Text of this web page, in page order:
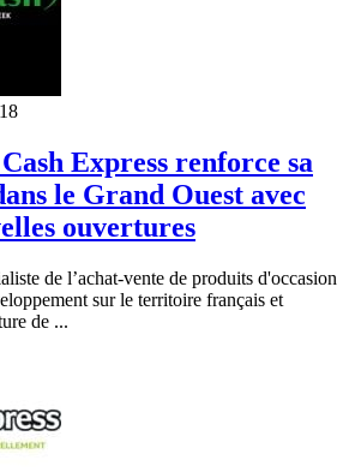
Express renforce sa
le Grand Ouest avec
ouvertures
de l’achat-vente de produits d'occasion
sur le territoire français et
de ...